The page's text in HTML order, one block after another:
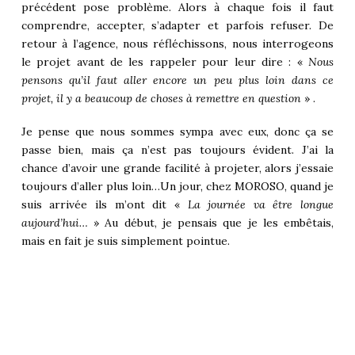
précédent pose problème. Alors à chaque fois il faut
comprendre, accepter, s’adapter et parfois refuser. De
retour à l’agence, nous réfléchissons, nous interrogeons
le projet avant de les rappeler pour leur dire : «Nous
pensons qu’il faut aller encore un peu plus loin dans ce
projet, il y a beaucoup de choses à remettre en question» .
Je pense que nous sommes sympa avec eux, donc ça se
passe bien, mais ça n’est pas toujours évident. J’ai la
chance d’avoir une grande facilité à projeter, alors j’essaie
toujours d’aller plus loin…Un jour, chez MOROSO, quand je
suis arrivée ils m’ont dit « La journée va être longue
aujourd’hui… » Au début, je pensais que je les embêtais,
mais en fait je suis simplement pointue.